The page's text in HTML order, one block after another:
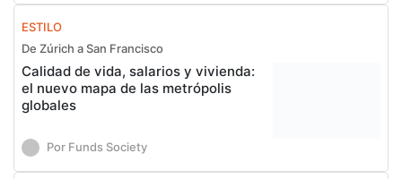
ESTILO
De Zúrich a San Francisco
Calidad de vida, salarios y vivienda:
el nuevo mapa de las metrópolis
globales
Por Funds Society